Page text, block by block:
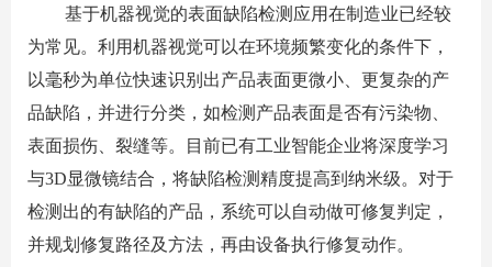
基于机器视觉的表面缺陷检测应用在制造业已经较
为常见。利用机器视觉可以在环境频繁变化的条件下，
以毫秒为单位快速识别出产品表面更微小、更复杂的产
品缺陷，并进行分类，如检测产品表面是否有污染物、
表面损伤、裂缝等。目前已有工业智能企业将深度学习
与3D显微镜结合，将缺陷检测精度提高到纳米级。对于
检测出的有缺陷的产品，系统可以自动做可修复判定，
并规划修复路径及方法，再由设备执行修复动作。